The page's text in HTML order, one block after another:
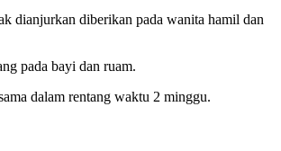
dianjurkan diberikan pada wanita hamil dan
pada bayi dan ruam.
dalam rentang waktu 2 minggu.